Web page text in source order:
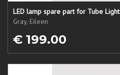
LED lamp spare part for Tube Light
Gray, Eileen
€ 199.00